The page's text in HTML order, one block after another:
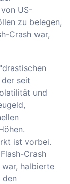
US-
zu belegen,
Crash war,
seit
und
ist vorbei.
Crash
halbierte
den